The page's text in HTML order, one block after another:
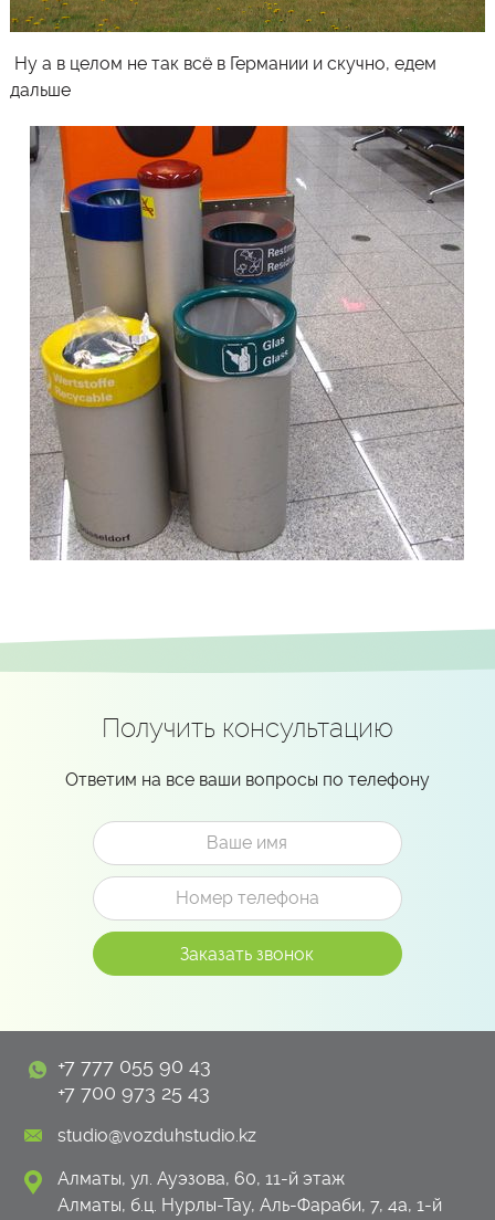
Ну а в целом не так всё в Германии и скучно, едем
дальше
Получить консультацию
Ответим на все ваши вопросы по телефону
+7 777 055 90 43
+7 700 973 25 43
studio@vozduhstudio.kz
Алматы, ул. Ауэзова, 60, 11-й этаж
Алматы, б.ц. Нурлы-Тау, Аль-Фараби, 7, 4а, 1-й